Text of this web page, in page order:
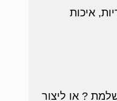
איכות
? או ליצור